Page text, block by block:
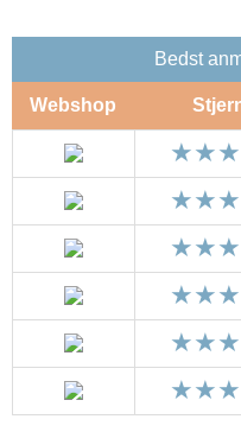
Bedst
Webshop